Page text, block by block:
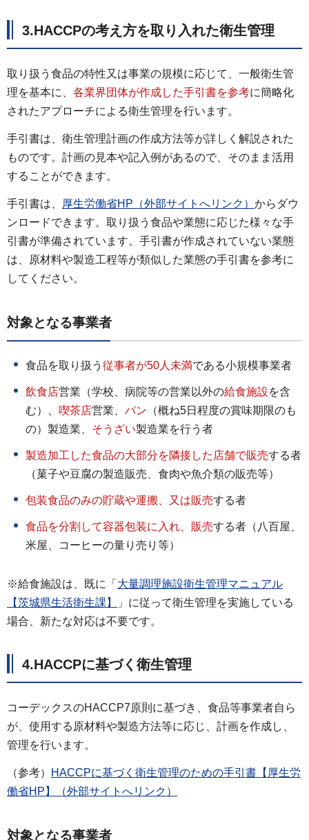
3.HACCPの考え方を取り入れた衛生管理
取り扱う食品の特性又は事業の規模に応じて、一般衛生管
理を基本に、 各業界団体が作成した手引書を参考に簡略化
されたアプローチによる衛生管理を行います。
手引書は、衛生管理計画の作成方法等が詳しく解説された
ものです。計画の見本や記入例があるので、そのまま活用
することができます。
手引書は、 厚生労働省HP（外部サイトへリンク） からダウ
ンロードできます。取り扱う食品や業態に応じた様々な手
引書が準備されています。手引書が作成されていない業態
は、原材料や製造工程等が類似した業態の手引書を参考に
してください。
対象となる事業者
食品を取り扱う 従事者が50人未満である小規模事業者
飲食店営業（学校、病院等の営業以外の給食施設を含
む）、 喫茶店営業、 パン （概ね5日程度の賞味期限のも
の）製造業、 そうざい製造業を行う者
製造加工した食品の大部分を隣接した店舗で販売する者
（菓子や豆腐の製造販売、食肉や魚介類の販売等）
包装食品のみの貯蔵や運搬、又は販売する者
食品を分割して容器包装に入れ、販売する者（八百屋、
米屋、コーヒーの量り売り等）
※給食施設は、既に「 大量調理施設衛生管理マニュアル
【茨城県生活衛生課】
」に従って衛生管理を実施している
場合、新たな対応は不要です。
4.HACCPに基づく衛生管理
コーデックスのHACCP7原則に基づき、食品等事業者自ら
が、使用する原材料や製造方法等に応じ、計画を作成し、
管理を行います。
（参考）
HACCPに基づく衛生管理のための手引書【厚生労
働省HP】（外部サイトへリンク）
対象となる事業者